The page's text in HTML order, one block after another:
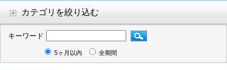
カテゴリを絞り込む
キーワード
5ヶ月以内 全期間